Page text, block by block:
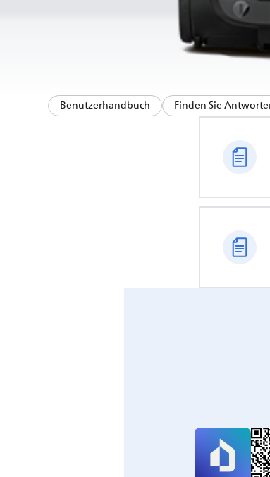
Benutzerhandbuch Finden Sie